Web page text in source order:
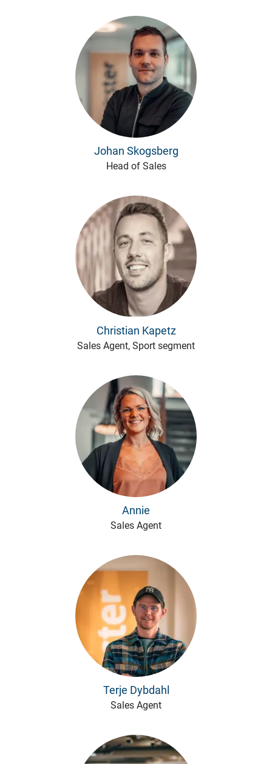
Johan Skogsberg
Head of Sales
Christian Kapetz
Sales Agent, Sport segment
Annie
Sales Agent
Terje Dybdahl
Sales Agent